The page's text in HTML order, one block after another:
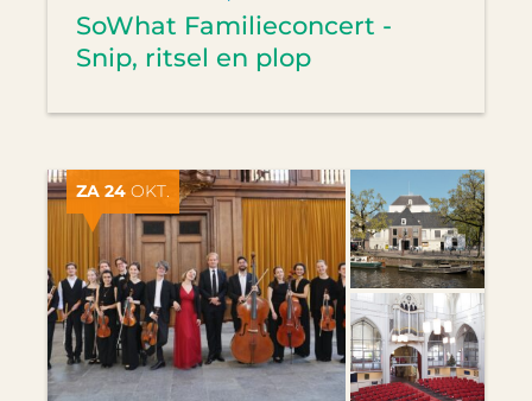
SoWhat Familieconcert -
Snip, ritsel en plop
ZA 24 OKT.